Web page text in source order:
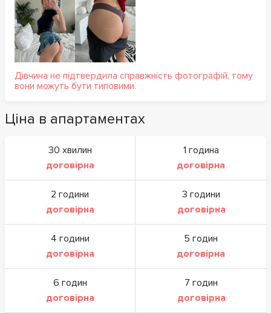
Дівчина не підтвердила справжність фотографій, тому
вони можуть бути типовими.
Ціна в апартаментах
30 хвилин
договірна
1 година
договірна
2 години
договірна
3 години
договірна
4 години
договірна
5 годин
договірна
6 годин
договірна
7 годин
договірна